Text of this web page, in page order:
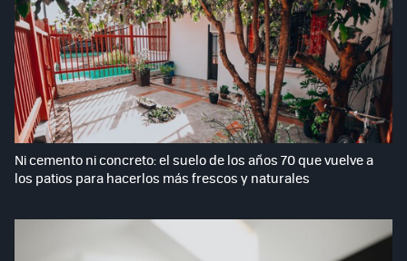
Ni cemento ni concreto: el suelo de los años 70 que vuelve a
los patios para hacerlos más frescos y naturales